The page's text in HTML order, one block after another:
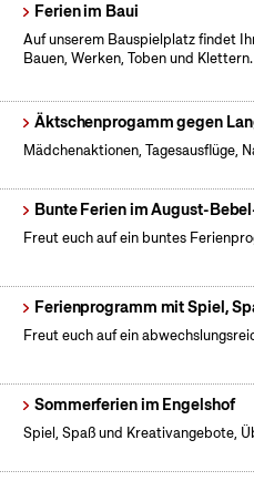
Ferien im Baui
Auf unserem Bauspielplatz findet
Bauen, Werken, Toben und Klettern.
Äktschenprogamm gegen
Mädchenaktionen, Tagesausflüge,
Bunte Ferien im August-
Freut euch auf ein buntes
Ferienprogramm mit Spiel,
Freut euch auf ein
Sommerferien im Engelshof
Spiel, Spaß und Kreativangebote,